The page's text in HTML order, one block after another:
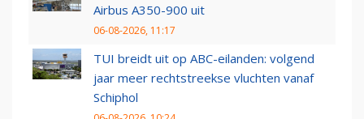
Airbus A350-900 uit
06-08-2026, 11:17
TUI breidt uit op ABC-eilanden: volgend
jaar meer rechtstreekse vluchten vanaf
Schiphol